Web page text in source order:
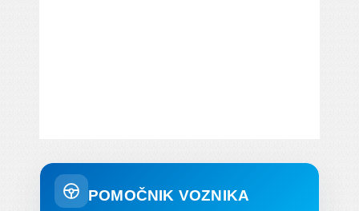
POMOČNIK VOZNIKA